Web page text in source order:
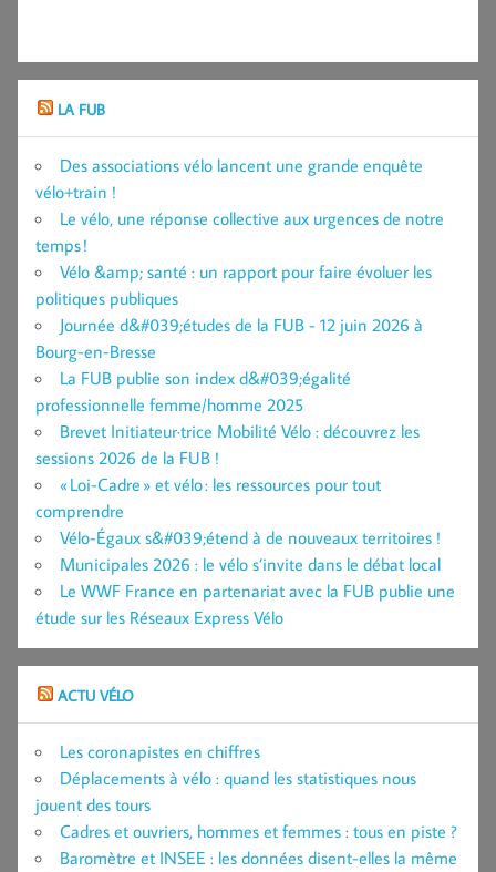
LA FUB
Des associations vélo lancent une grande enquête
vélo+train !
Le vélo, une réponse collective aux urgences de notre
temps !
Vélo &amp; santé : un rapport pour faire évoluer les
politiques publiques
Journée d&#039;études de la FUB - 12 juin 2026 à
Bourg-en-Bresse
La FUB publie son index d&#039;égalité
professionnelle femme/homme 2025
Brevet Initiateur·trice Mobilité Vélo : découvrez les
sessions 2026 de la FUB !
« Loi-Cadre » et vélo : les ressources pour tout
comprendre
Vélo-Égaux s&#039;étend à de nouveaux territoires !
Municipales 2026 : le vélo s’invite dans le débat local
Le WWF France en partenariat avec la FUB publie une
étude sur les Réseaux Express Vélo
ACTU VÉLO
Les coronapistes en chiffres
Déplacements à vélo : quand les statistiques nous
jouent des tours
Cadres et ouvriers, hommes et femmes : tous en piste ?
Baromètre et INSEE : les données disent-elles la même